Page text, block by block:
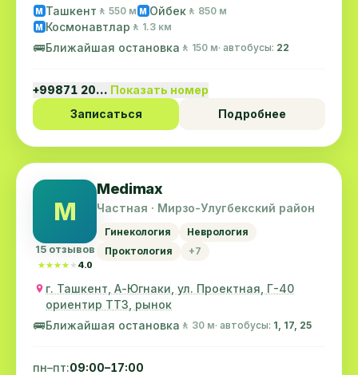
M Ташкент 🚶 550 м M Ойбек 🚶 850 м
M Космонавтлар 🚶 1.3 км
🚌Ближайшая остановка 🚶 150 м· автобусы: 22
+99871 20… Показать номер
Записаться
Подробнее
M
15 отзывов
★★★★★
★★★★★ 4.0
Medimax
Частная · Мирзо-Улугбекский район
Гинекология
Неврология
Проктология
+7
г. Ташкент, А-Югнаки, ул. Проектная, Г-40
ориентир ТТЗ, рынок
🚌Ближайшая остановка 🚶 30 м· автобусы: 1, 17, 25
пн–пт:09:00–17:00